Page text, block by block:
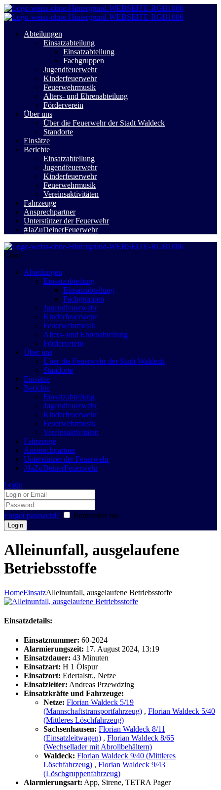
Abteilungen
Einsatzabteilung
Einsatzabteilung
Fachgruppen
Jugendfeuerwehr
Kinderfeuerwehr
Feuerwehrmusik
Alters- und Ehrenabteilung
Förderverein
Über uns
Über die Feuerwehr der Stadt Waldeck
Standorte
Einsätze
Berichte
Einsatzabteilung
Jugendfeuerwehr
Kinderfeuerwehr
Feuerwehrmusik
Vereinsaktivitäten
Fahrzeuge
Ansprechpartner
Unterstützer der Feuerwehr
#JaZuDeinerFeuerwehr
Close
Abteilungen
Einsatzabteilung
Einsatzabteilung
Fachgruppen
Jugendfeuerwehr
Kinderfeuerwehr
Feuerwehrmusik
Alters- und Ehrenabteilung
Förderverein
Über uns
Über die Feuerwehr der Stadt Waldeck
Standorte
Einsätze
Berichte
Einsatzabteilung
Jugendfeuerwehr
Kinderfeuerwehr
Feuerwehrmusik
Vereinsaktivitäten
Fahrzeuge
Ansprechpartner
Unterstützer der Feuerwehr
#JaZuDeinerFeuerwehr
Login
Forgot password? Remember me
Alleinunfall, ausgelaufene
Betriebsstoffe
HomeEinsatzAlleinunfall, ausgelaufene Betriebsstoffe
Einsatzdetails:
Einsatznummer: 60-2024
Alarmierungszeit: 17. August 2024, 13:19
Einsatzdauer: 43 Minuten
Einsatzart: H 1 Ölspur
Einsatzort: Edertalstr., Netze
Einsatzleiter: Andreas Przewdzing
Einsatzkräfte und Fahrzeuge:
Netze: Florian Waldeck 5/19
(Mannschaftstransportfahrzeug) , Florian Waldeck 5/40
(Mittleres Löschfahrzeug)
Sachsenhausen: Florian Waldeck 8/11
(Einsatzleitwagen) , Florian Waldeck 8/65
(Wechsellader mit Abrollbehältern)
Waldeck: Florian Waldeck 9/40 (Mittleres
Löschfahrzeug) , Florian Waldeck 9/43
(Löschgruppenfahrzeug)
Alarmierungsart: App, Sirene, TETRA Pager